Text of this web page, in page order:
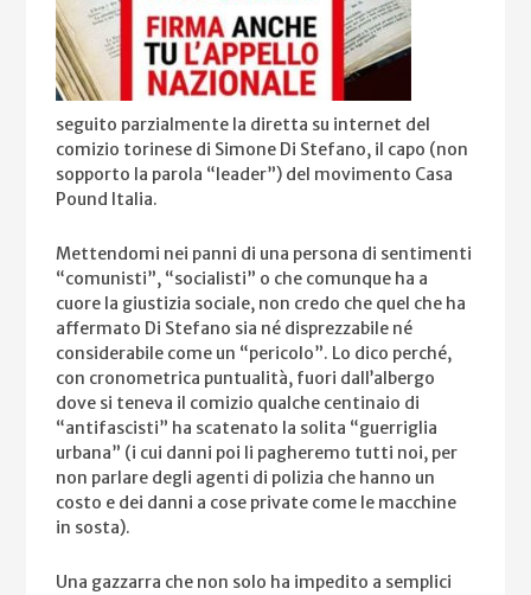
seguito parzialmente la diretta su internet del
comizio torinese di Simone Di Stefano, il capo (non
sopporto la parola “leader”) del movimento Casa
Pound Italia.
Mettendomi nei panni di una persona di sentimenti
“comunisti”, “socialisti” o che comunque ha a
cuore la giustizia sociale, non credo che quel che ha
affermato Di Stefano sia né disprezzabile né
considerabile come un “pericolo”. Lo dico perché,
con cronometrica puntualità, fuori dall’albergo
dove si teneva il comizio qualche centinaio di
“antifascisti” ha scatenato la solita “guerriglia
urbana” (i cui danni poi li pagheremo tutti noi, per
non parlare degli agenti di polizia che hanno un
costo e dei danni a cose private come le macchine
in sosta).
Una gazzarra che non solo ha impedito a semplici